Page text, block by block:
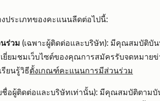
ประเภทของคะแนนลีดต่อไปนี้:
ร่วม (เฉพาะผู้ติดต่อและบริษัท): มีคุณสมบัติบัน
เยี่ยมชมเว็บไซต์ของคุณการสมัครรับจดหมาย
รียนรู้วิธีตั้งเกณฑ์คะแนนการมีส่วนร่วม
ชื่อผู้ติดต่อและบริษัทเท่านั้น): มีคุณสมบัติตามบั